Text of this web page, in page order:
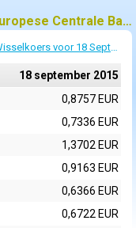
Referentiewisselkoersen van de Europese Centrale Bank (ECB) voor 18 september 2015
voor 18 September 2015
18 september 2015
0,8757 EUR
0,7336 EUR
1,3702 EUR
0,9163 EUR
0,6366 EUR
0,6722 EUR